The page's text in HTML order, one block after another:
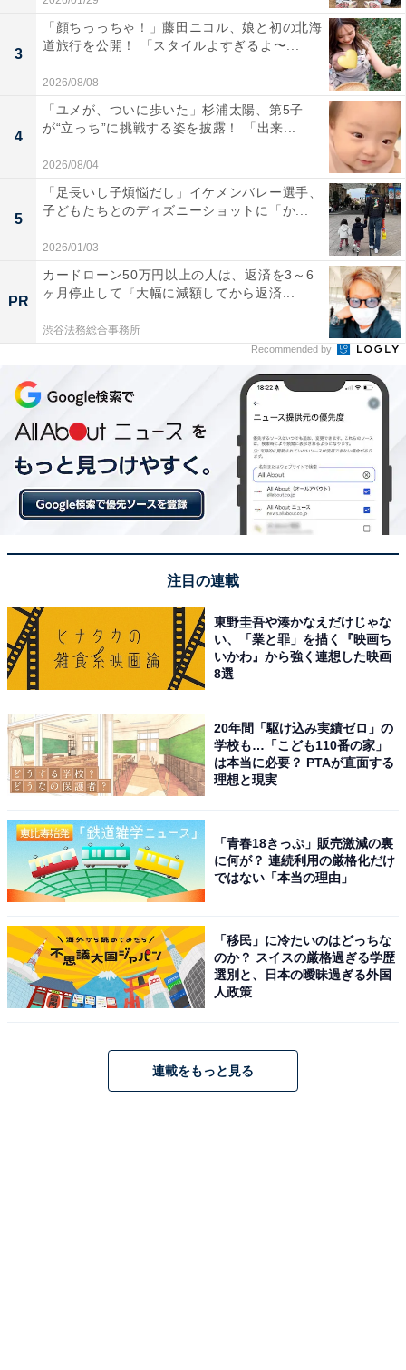
3
「顔ちっっちゃ！」藤田ニコル、娘と初の北海
道旅行を公開！ 「スタイルよすぎるよ〜...
2026/08/08
4
「ユメが、ついに歩いた」杉浦太陽、第5子
が“立っち”に挑戦する姿を披露！ 「出来...
2026/08/04
5
「足長いし子煩悩だし」イケメンバレー選手、
子どもたちとのディズニーショットに「か...
2026/01/03
PR
カードローン50万円以上の人は、返済を3～6
ヶ月停止して『大幅に減額してから返済...
渋谷法務総合事務所
Recommended by
注目の連載
東野圭吾や湊かなえだけじゃな
い、「業と罪」を描く『映画ち
いかわ』から強く連想した映画
8選
20年間「駆け込み実績ゼロ」の
学校も…「こども110番の家」
は本当に必要？ PTAが直面する
理想と現実
「青春18きっぷ」販売激減の裏
に何が？ 連続利用の厳格化だけ
ではない「本当の理由」
「移民」に冷たいのはどっちな
のか？ スイスの厳格過ぎる学歴
選別と、日本の曖昧過ぎる外国
人政策
連載をもっと見る